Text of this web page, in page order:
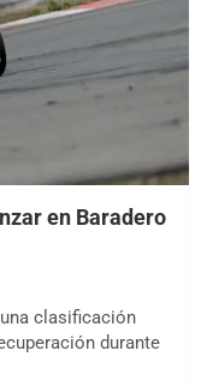
en Baradero
clasificación
durante